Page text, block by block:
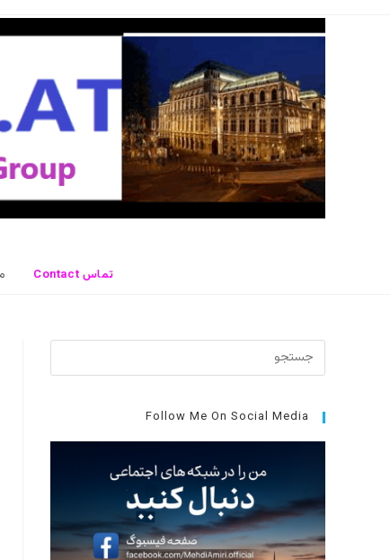
Contact تماس
بستن
کلید
دهید.
Follow Me On Social Media